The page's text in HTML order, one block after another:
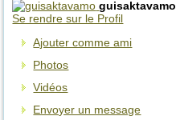
guisaktavamo
Se rendre sur le Profil
Ajouter comme ami
Photos
Vidéos
Envoyer un message